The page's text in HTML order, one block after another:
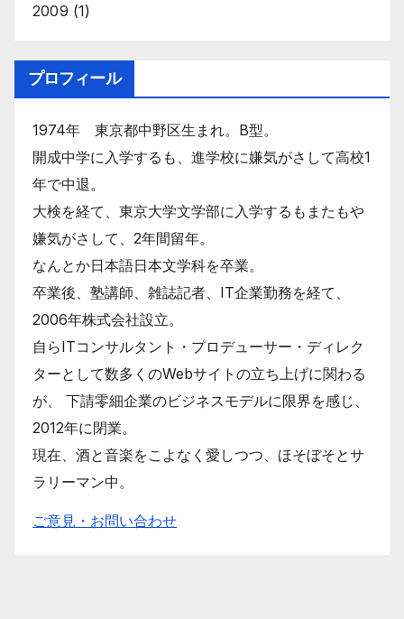
2009 (1)
プロフィール
1974年 東京都中野区生まれ。B型。
開成中学に入学するも、進学校に嫌気がさして高校1
年で中退。
大検を経て、東京大学文学部に入学するもまたもや
嫌気がさして、2年間留年。
なんとか日本語日本文学科を卒業。
卒業後、塾講師、雑誌記者、IT企業勤務を経て、
2006年株式会社設立。
自らITコンサルタント・プロデューサー・ディレク
ターとして数多くのWebサイトの立ち上げに関わる
が、 下請零細企業のビジネスモデルに限界を感じ、
2012年に閉業。
現在、酒と音楽をこよなく愛しつつ、ほそぼそとサ
ラリーマン中。
ご意見・お問い合わせ